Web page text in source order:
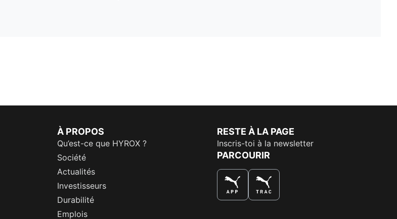
À PROPOS
Qu’est-ce que HYROX ?
Société
Actualités
Investisseurs
Durabilité
Emplois
RESTE À LA PAGE
Inscris-toi à la newsletter
PARCOURIR